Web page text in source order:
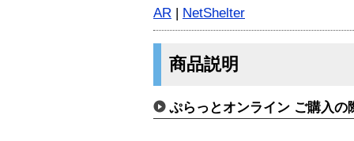
AR | NetShelter
商品説明
ぷらっとオンライン ご購入の